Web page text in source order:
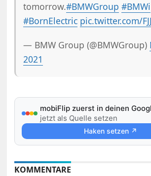
tomorrow.#BMWGroup #BMWi
#BornElectric pic.twitter.com/
— BMW Group (@BMWGroup)
2021
mobiFlip zuerst in deinen
jetzt als Quelle setzen
Haken setzen ↗
KOMMENTARE